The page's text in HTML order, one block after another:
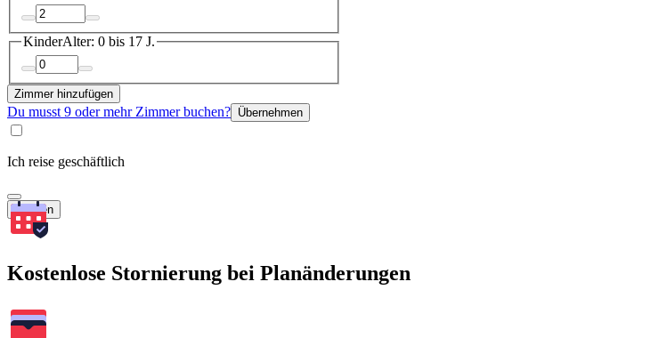
KinderAlter: 0 bis 17 J.
Zimmer hinzufügen
Du musst 9 oder mehr Zimmer buchen? Übernehmen
Ich reise geschäftlich
Suchen
Kostenlose Stornierung bei Planänderungen